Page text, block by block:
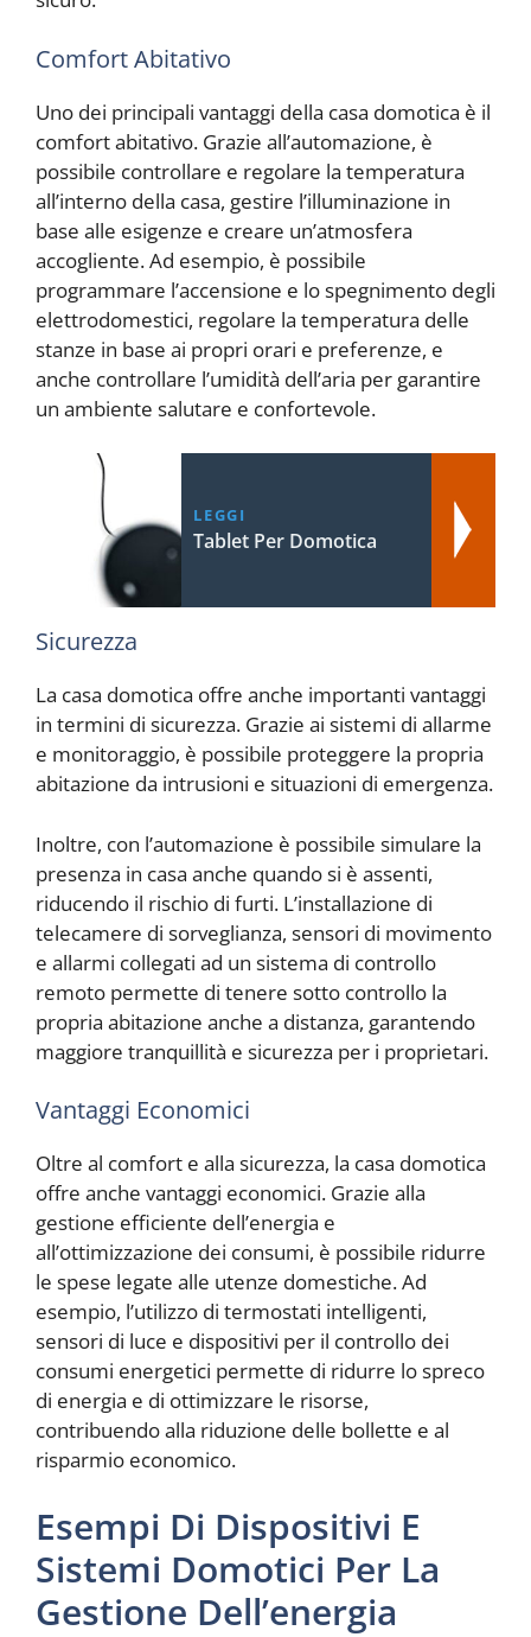
Comfort Abitativo
Uno dei principali vantaggi della casa domotica è il
comfort abitativo. Grazie all’automazione, è
possibile controllare e regolare la temperatura
all’interno della casa, gestire l’illuminazione in
base alle esigenze e creare un’atmosfera
accogliente. Ad esempio, è possibile
programmare l’accensione e lo spegnimento degli
elettrodomestici, regolare la temperatura delle
stanze in base ai propri orari e preferenze, e
anche controllare l’umidità dell’aria per garantire
un ambiente salutare e confortevole.
LEGGI
Tablet Per Domotica
Sicurezza
La casa domotica offre anche importanti vantaggi
in termini di sicurezza. Grazie ai sistemi di allarme
e monitoraggio, è possibile proteggere la propria
abitazione da intrusioni e situazioni di emergenza.
Inoltre, con l’automazione è possibile simulare la
presenza in casa anche quando si è assenti,
riducendo il rischio di furti. L’installazione di
telecamere di sorveglianza, sensori di movimento
e allarmi collegati ad un sistema di controllo
remoto permette di tenere sotto controllo la
propria abitazione anche a distanza, garantendo
maggiore tranquillità e sicurezza per i proprietari.
Vantaggi Economici
Oltre al comfort e alla sicurezza, la casa domotica
offre anche vantaggi economici. Grazie alla
gestione efficiente dell’energia e
all’ottimizzazione dei consumi, è possibile ridurre
le spese legate alle utenze domestiche. Ad
esempio, l’utilizzo di termostati intelligenti,
sensori di luce e dispositivi per il controllo dei
consumi energetici permette di ridurre lo spreco
di energia e di ottimizzare le risorse,
contribuendo alla riduzione delle bollette e al
risparmio economico.
Esempi Di Dispositivi E
Sistemi Domotici Per La
Gestione Dell’energia